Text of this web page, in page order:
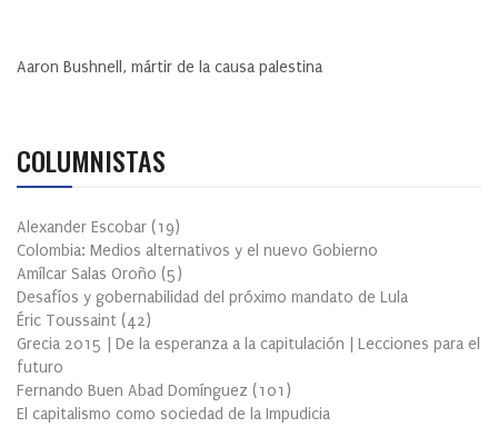
Aaron Bushnell, mártir de la causa palestina
COLUMNISTAS
Alexander Escobar (19)
Colombia: Medios alternativos y el nuevo Gobierno
Amílcar Salas Oroño (5)
Desafíos y gobernabilidad del próximo mandato de Lula
Éric Toussaint (42)
Grecia 2015 | De la esperanza a la capitulación | Lecciones para el
futuro
Fernando Buen Abad Domínguez (101 )
El capitalismo como sociedad de la Impudicia